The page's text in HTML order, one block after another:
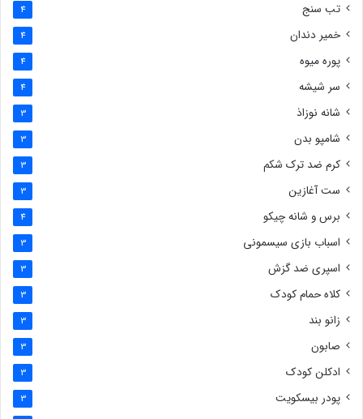
تب سنج 4
خمیر دندان 4
پوره میوه 4
سر شیشه 4
شانه نوزاذ 3
شامپو بدن 3
کرم ضد ترک شکم 3
ست آغازین 3
برس و شانه چیکو 4
اسباب بازی سیسمونی 3
اسپری ضد گزش 3
کلاه حمام کودک 3
زانو بند 3
صابون 3
ادکلن کودک 3
پودر بیسکویت 3